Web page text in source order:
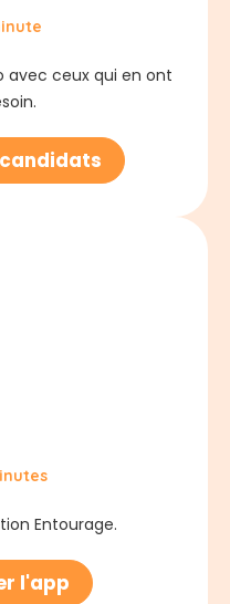
avec ceux qui en ont
Entourage.
l'app